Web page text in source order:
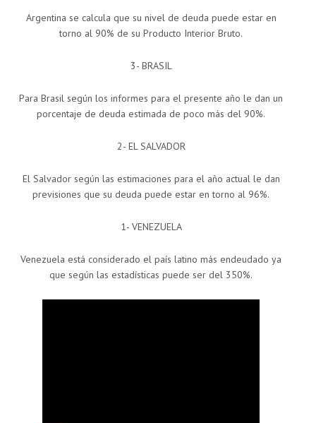
Argentina se calcula que su nivel de deuda puede estar en
torno al 90% de su Producto Interior Bruto.
3- BRASIL
Para Brasil según los informes para el presente año le dan un
porcentaje de deuda estimada de poco más del 90%.
2- EL SALVADOR
El Salvador según las estimaciones para el año actual le dan
previsiones que su deuda puede estar en torno al 96%.
1- VENEZUELA
Venezuela está considerado el país latino más endeudado ya
que según las estadísticas puede ser del 350%.